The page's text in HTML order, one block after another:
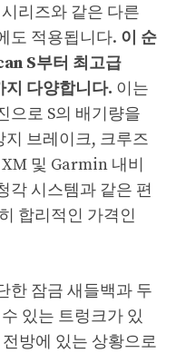
리즈와 같은 다른
도 적용됩니다. 이 순
S부터 최고급
다양합니다. 이는
으로 S의 배기량을
지 브레이크, 크루즈
및 Garmin 내비
각 시스템과 같은 편
합리적인 가격인
한 잠금 새들백과 두
있는 트렁크가 있
방에 있는 상황으로